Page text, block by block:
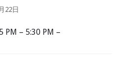
22日
PM – 5:30 PM –